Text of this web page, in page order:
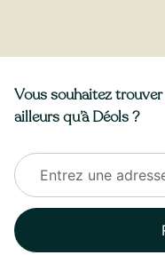
Vous souhaitez
ailleurs qu’à Déols ?